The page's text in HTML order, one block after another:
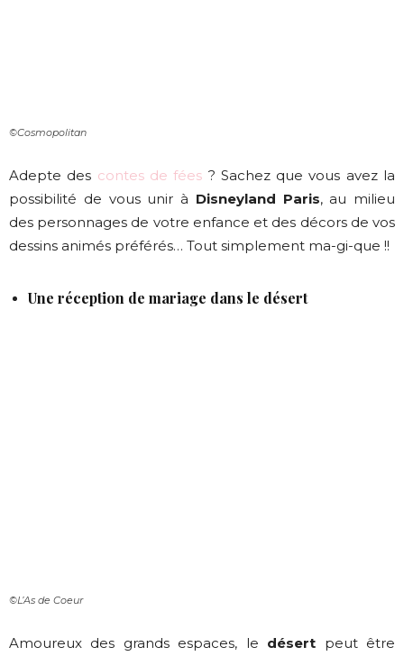
©Cosmopolitan
Adepte des contes de fées ? Sachez que vous avez la
possibilité de vous unir à Disneyland Paris, au milieu
des personnages de votre enfance et des décors de vos
dessins animés préférés… Tout simplement ma-gi-que !!
Une réception de mariage dans le désert
©L’As de Coeur
Amoureux des grands espaces, le désert peut être